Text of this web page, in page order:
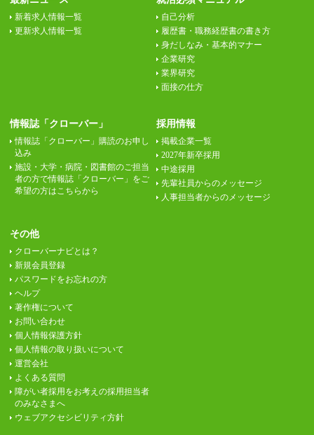
新着求人情報一覧
更新求人情報一覧
自己分析
履歴書・職務経歴書の書き方
身だしなみ・基本的マナー
企業研究
業界研究
面接の仕方
情報誌「クローバー」
情報誌「クローバー」購読のお申し
込み
施設・大学・病院・図書館のご担当
者の方で情報誌「クローバー」をご
希望の方はこちらから
採用情報
掲載企業一覧
2027年新卒採用
中途採用
先輩社員からのメッセージ
人事担当者からのメッセージ
その他
クローバーナビとは？
新規会員登録
パスワードをお忘れの方
ヘルプ
著作権について
お問い合わせ
個人情報保護方針
個人情報の取り扱いについて
運営会社
よくある質問
障がい者採用をお考えの採用担当者
のみなさまへ
ウェブアクセシビリティ方針